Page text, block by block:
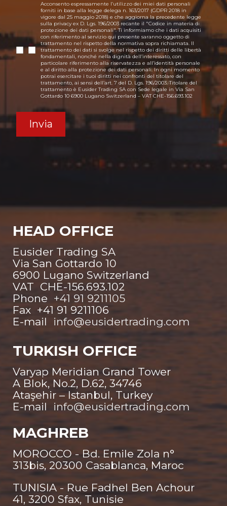
Acconsento espressamente l’utilizzo dei miei dati personali
forniti in base alla legge delega n. 163/2017 (GDPR 2018 in
vigore dal 25 maggio 2018) e che aggiorna la precedente legge
sulla privacy ex D. Lgs. 196/2003 recante il "Codice in materia di
protezione dei dati personali". Ti informiamo che i dati acquisiti
con riferimento al servizio qui presente saranno oggetto di
trattamento nel rispetto della normativa sopra richiamata. Il
trattamento dei dati si svolge nel rispetto dei diritti delle libertà
fondamentali, nonché nella dignità dell’interessato, con
particolare riferimento alla riservatezza e all’identità personale
e al diritto alla protezione dei dati personali. In ogni momento
potrai esercitare i tuoi diritti nei confronti del titolare del
trattamento, ai sensi dell’art. 7 del D. Lgs. 196/2003. Titolare del
trattamento è Eusider Trading SA con Sede legale in Via San
Gottardo 10 6900 Lugano Switzerland – VAT CHE-156.693.102
HEAD OFFICE
Eusider Trading SA
Via San Gottardo 10
6900 Lugano Switzerland
VAT CHE-156.693.102
Phone +41 91 9211105
Fax +41 91 9211106
E-mail info@eusidertrading.com
TURKISH OFFICE
Varyap Meridian Grand Tower
A Blok, No.2, D.62, 34746
Ataşehir – Istanbul, Turkey
E-mail info@eusidertrading.com
MAGHREB
MOROCCO - Bd. Emile Zola n°
313bis, 20300 Casablanca, Maroc
TUNISIA - Rue Fadhel Ben Achour
41, 3200 Sfax, Tunisie